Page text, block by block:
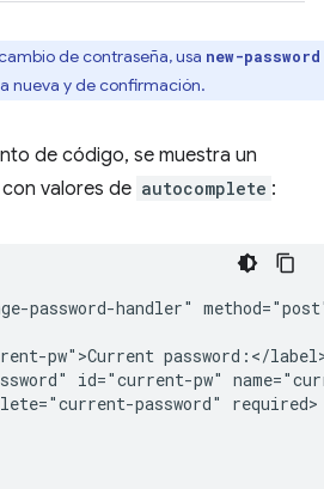
de contraseña, usa new-password
nueva y de confirmación.
de código, se muestra un
valores de autocomplete :
password-handler"
pw">Current password:</
id="current-pw"
password" required>